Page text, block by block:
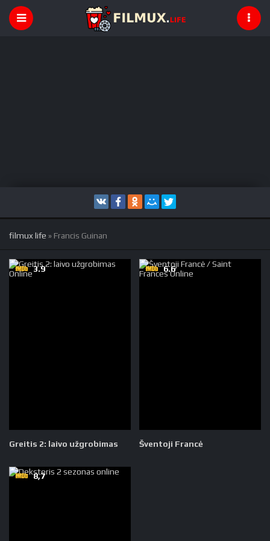
filmux life » Francis Guinan
Greitis 2: laivo užgrobimas
3.9
Šventoji Francė
6.6
8,7